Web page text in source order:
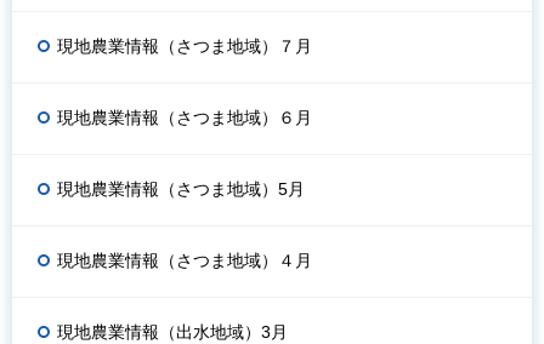
現地農業情報（さつま地域）７月
現地農業情報（さつま地域）６月
現地農業情報（さつま地域）5月
現地農業情報（さつま地域）４月
現地農業情報（出水地域）3月